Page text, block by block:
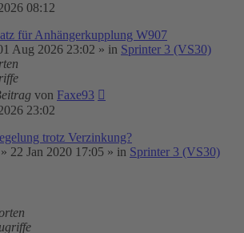
08:12
für Anhängerkupplung W907
Aug 2026 23:02 » in Sprinter 3 (VS30)
von Faxe93
23:02
trotz Verzinkung?
» 22 Jan 2020 17:05 » in Sprinter 3 (VS30)